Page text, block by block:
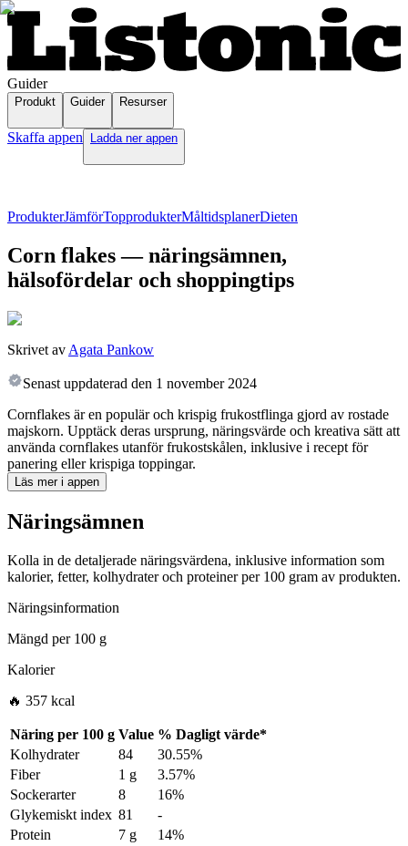
Guider
Produkt Guider Resurser
Skaffa appen Ladda ner appen
ProdukterJämförTopprodukterMåltidsplanerDieten
Corn flakes — näringsämnen,
hälsofördelar och shoppingtips
Skrivet av Agata Pankow
Senast uppdaterad den 1 november 2024
Cornflakes är en populär och krispig frukostflinga gjord av rostade
majskorn. Upptäck deras ursprung, näringsvärde och kreativa sätt att
använda cornflakes utanför frukostskålen, inklusive i recept för
panering eller krispiga toppingar.
Läs mer i appen
Näringsämnen
Kolla in de detaljerade näringsvärdena, inklusive information som
kalorier, fetter, kolhydrater och proteiner per 100 gram av produkten.
Näringsinformation
Mängd per100 g
Kalorier
🔥 357 kcal
Näring per 100 g Value % Dagligt värde*
Kolhydrater
84
30.55%
Fiber
1 g
3.57%
Sockerarter
8
16%
Glykemiskt index 81
-
Protein
7 g
14%